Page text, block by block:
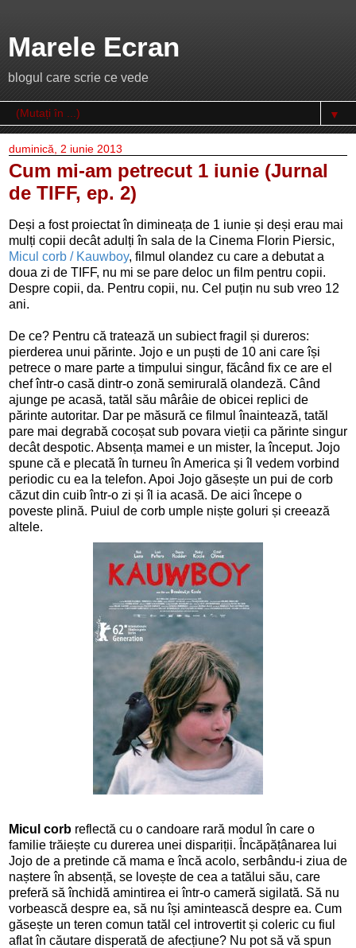
Marele Ecran
blogul care scrie ce vede
▼
duminică, 2 iunie 2013
Cum mi-am petrecut 1 iunie (Jurnal
de TIFF, ep. 2)
Deși a fost proiectat în dimineața de 1 iunie și deși erau mai
mulți copii decât adulți în sala de la Cinema Florin Piersic,
Micul corb / Kauwboy, filmul olandez cu care a debutat a
doua zi de TIFF, nu mi se pare deloc un film pentru copii.
Despre copii, da. Pentru copii, nu. Cel puțin nu sub vreo 12
ani.
De ce? Pentru că tratează un subiect fragil și dureros:
pierderea unui părinte. Jojo e un puști de 10 ani care își
petrece o mare parte a timpului singur, făcând fix ce are el
chef într-o casă dintr-o zonă semirurală olandeză. Când
ajunge pe acasă, tatăl său mârâie de obicei replici de
părinte autoritar. Dar pe măsură ce filmul înaintează, tatăl
pare mai degrabă cocoșat sub povara vieții ca părinte singur
decât despotic. Absența mamei e un mister, la început. Jojo
spune că e plecată în turneu în America și îl vedem vorbind
periodic cu ea la telefon. Apoi Jojo găsește un pui de corb
căzut din cuib într-o zi și îl ia acasă. De aici începe o
poveste plină. Puiul de corb umple niște goluri și creează
altele.
Micul corb reflectă cu o candoare rară modul în care o
familie trăiește cu durerea unei dispariții. Încăpățânarea lui
Jojo de a pretinde că mama e încă acolo, serbându-i ziua de
naștere în absență, se lovește de cea a tatălui său, care
preferă să închidă amintirea ei într-o cameră sigilată. Să nu
vorbească despre ea, să nu își amintească despre ea. Cum
găsește un teren comun tatăl cel introvertit și coleric cu fiul
aflat în căutare disperată de afecțiune? Nu pot să vă spun